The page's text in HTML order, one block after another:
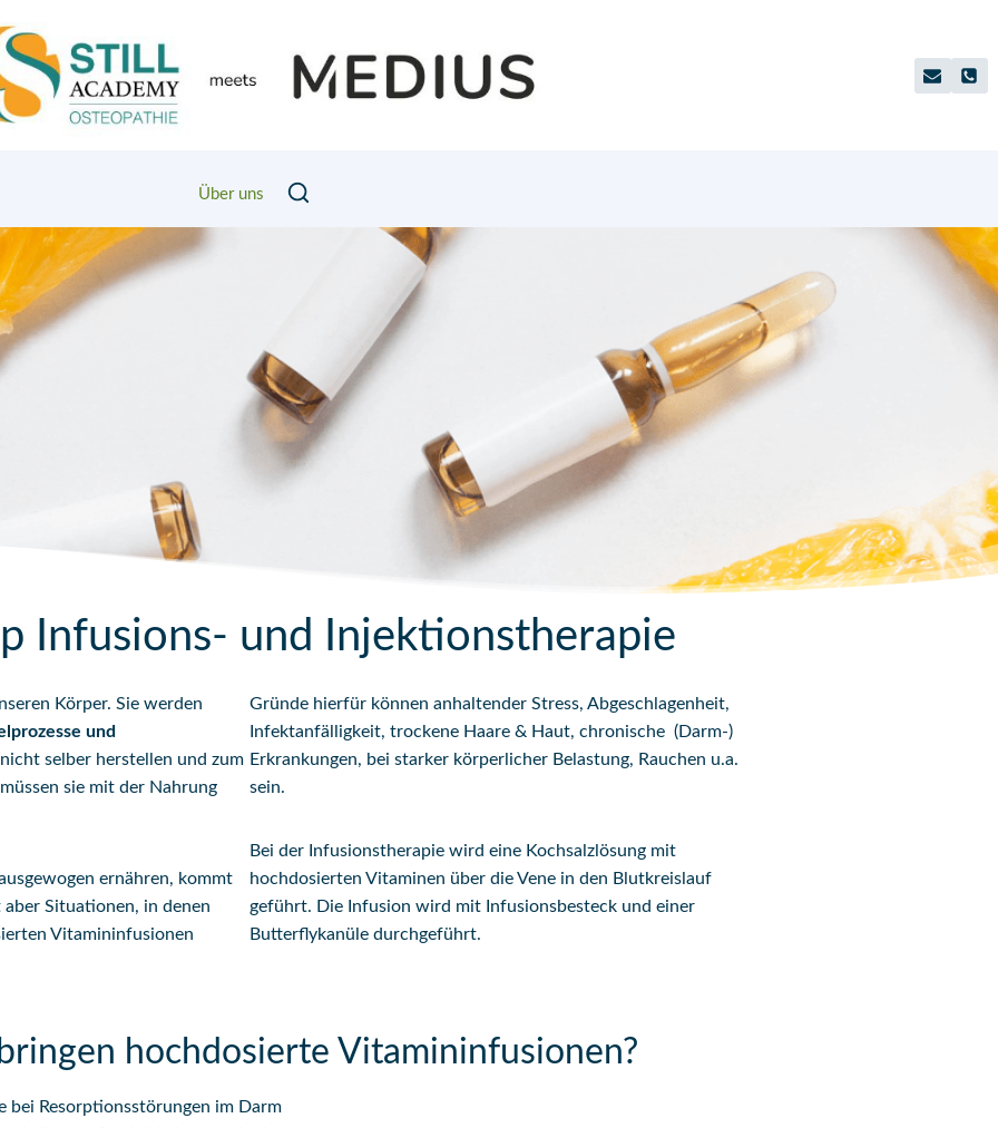
Über uns
Infusions- und Injektionstherapie
Körper. Sie werden
und
selber herstellen und zum
sie mit der Nahrung
ernähren, kommt
aber Situationen, in denen
Vitamininfusionen
Gründe hierfür können anhaltender Stress, Abgeschlagenheit,
Infektanfälligkeit, trockene Haare & Haut, chronische (Darm-)
Erkrankungen, bei starker körperlicher Belastung, Rauchen u.a.
sein.
Bei der Infusionstherapie wird eine Kochsalzlösung mit
hochdosierten Vitaminen über die Vene in den Blutkreislauf
geführt. Die Infusion wird mit Infusionsbesteck und einer
Butterflykanüle durchgeführt.
hochdosierte Vitamininfusionen?
bei Resorptionsstörungen im Darm